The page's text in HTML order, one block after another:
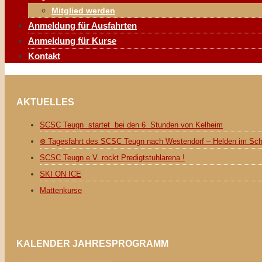
Mitglied werden
Anmeldung für Ausfahrten
Anmeldung für Kurse
Kontakt
AKTUELLES
SCSC Teugn startet bei den 6 Stunden von Kelheim
❄️ Tagesfahrt des SCSC Teugn nach Westendorf – Helden im
SCSC Teugn e.V. rockt Predigtstuhlarena !
SKI ON ICE
Mattenkurse
KALENDER JAHRESPROGRAMM